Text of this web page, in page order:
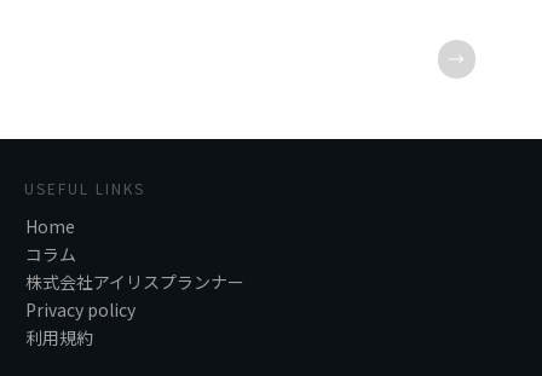
USEFUL LINKS
Home
コラム
株式会社アイリスプランナー
Privacy policy
利用規約